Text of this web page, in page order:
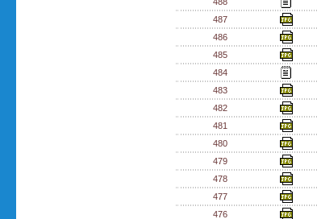
487
486
485
484
483
482
481
480
479
478
477
476